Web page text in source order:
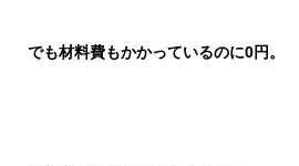
でも材料費もかかっているのに0円。